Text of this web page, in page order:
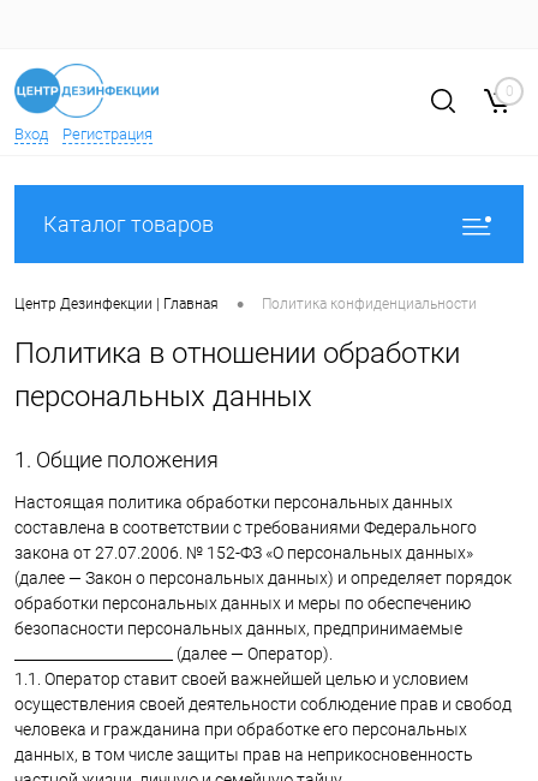
Вход Регистрация
0
Каталог товаров
Центр Дезинфекции | Главная • Политика конфиденциальности
Политика в отношении обработки
персональных данных
1. Общие положения
Настоящая политика обработки персональных данных
составлена в соответствии с требованиями Федерального
закона от 27.07.2006. № 152-ФЗ «О персональных данных»
(далее — Закон о персональных данных) и определяет порядок
обработки персональных данных и меры по обеспечению
безопасности персональных данных, предпринимаемые
______________________ (далее — Оператор).
1.1. Оператор ставит своей важнейшей целью и условием
осуществления своей деятельности соблюдение прав и свобод
человека и гражданина при обработке его персональных
данных, в том числе защиты прав на неприкосновенность